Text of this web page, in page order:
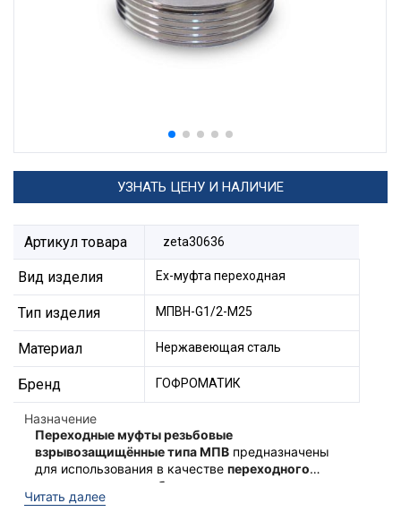
УЗНАТЬ ЦЕНУ И НАЛИЧИЕ
Артикул товара zeta30636
Вид изделия Ех-муфта переходная
Тип изделия МПВН-G1/2-М25
Материал Нержавеющая сталь
Бренд ГОФРОМАТИК
Назначение
Переходные муфты резьбовые
взрывозащищённые типа МПВ предназначены
для использования в качестве переходного
элемента между кабельным вводом и
оборудованием
Ex-переходные муфты типа
Читать далее